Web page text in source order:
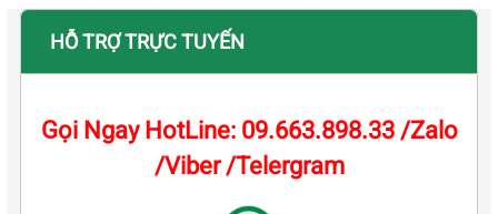
HỖ TRỢ TRỰC TUYẾN
Gọi Ngay HotLine: 09.663.898.33 /Zalo
/Viber /Telergram